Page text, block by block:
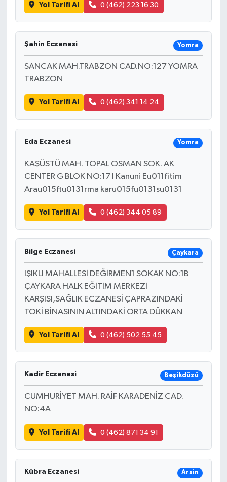
Yol Tarifi Al 0 (462) 223 16 30
Şahin Eczanesi Yomra
SANCAK MAH.TRABZON CAD.NO:127 YOMRA
TRABZON
Yol Tarifi Al 0 (462) 341 14 24
Eda Eczanesi Yomra
KAŞÜSTÜ MAH. TOPAL OSMAN SOK. AK
CENTER G BLOK NO:17 I Kanuni Eu011fitim
Arau015ftu0131rma karu015fu0131su0131
Yol Tarifi Al 0 (462) 344 05 89
Bilge Eczanesi Çaykara
IŞIKLI MAHALLESİ DEĞİRMEN1 SOKAK NO:1B
ÇAYKARA HALK EĞİTİM MERKEZİ
KARŞISI,SAĞLIK ECZANESİ ÇAPRAZINDAKİ
TOKİ BİNASININ ALTINDAKİ ORTA DÜKKAN
Yol Tarifi Al 0 (462) 502 55 45
Kadir Eczanesi Beşikdüzü
CUMHURİYET MAH. RAİF KARADENİZ CAD.
NO:4A
Yol Tarifi Al 0 (462) 871 34 91
Kübra Eczanesi Arsin